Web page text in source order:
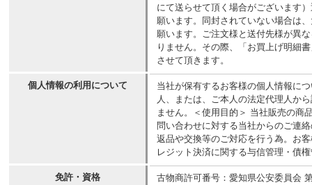
にて送らせて頂く場合がございます
願います。同封されていない場合は
願います。ご注文様と送付先様が異
りません。その際、「お買上げ明細
させて頂きます。
個人情報の利用について
当社が保有するお客様の個人情報に
人、または、ご本人の法定代理人か
ません。＜使用目的＞ 当社販売の商
問い合わせに対する当社からのご連
返品や交換等のご対応を行う為。お
レジット決済に関する与信管理・債
免許・資格 古物商許可番号：愛知県公安委員会